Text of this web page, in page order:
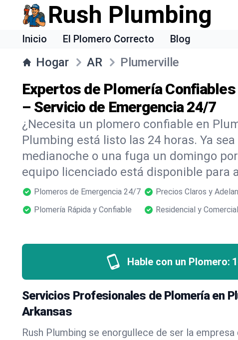
Rush Plumbing
Inicio El Plomero Correcto Blog
Hogar AR Plumerville
Expertos de Plomería
– Servicio de Emergencia 24/7
¿Necesita un plomero confiable en
Plumbing está listo las 24 horas. Ya
medianoche o una fuga un domingo
equipo licenciado está disponible para
Plomeros de Emergencia 24/7 Precios Claros y
Plomería Rápida y Confiable
Residencial y Comercial
Hable con un Plomero:
Servicios Profesionales de Plomería en
Arkansas
Rush Plumbing se enorgullece de ser la